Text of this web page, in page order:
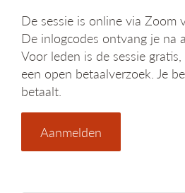
De sessie is online via Zoom
De inlogcodes ontvang je na
Voor leden is de sessie
een open betaalverzoek. Je
betaalt.
Aanmelden